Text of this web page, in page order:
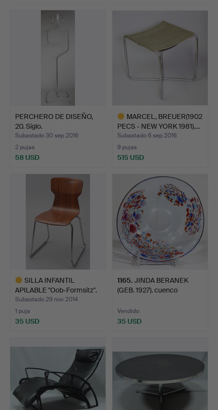
PERCHERO DE DISEÑO,
20. Siglo.
Subastado 30 sep 2016
2 pujas
58 USD
MARCEL, BREUER(1902
PECS - NEW YORK 1981).…
Subastado 6 sep 2016
9 pujas
515 USD
seleccionado
SILLA INFANTIL
APILABLE "Oob-Formsitz".
Subastado 29 nov 2014
1 puja
35 USD
seleccionado
1165. JINDA BERANEK
(GEB. 1927). cuenco
Vendido
35 USD